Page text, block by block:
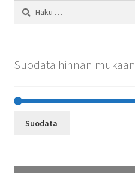
Haku:
Suodata hinnan mukaan
Suodata